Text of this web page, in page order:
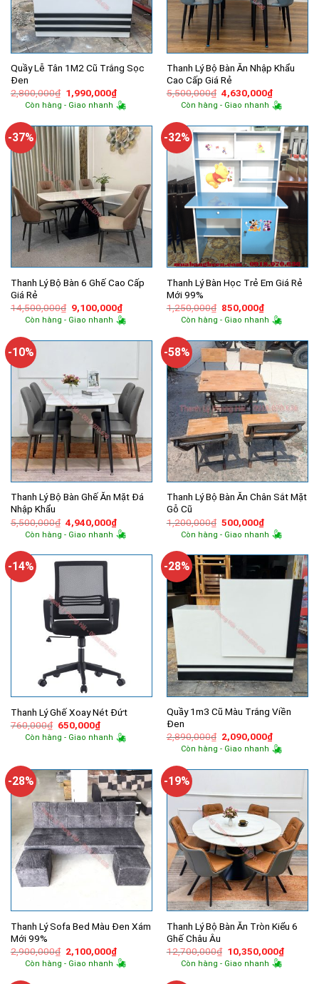
Quầy Lễ Tân 1M2 Cũ Trắng Sọc
Đen
2,800,000₫ Giá
gốc
là:
1,990,000₫Giá
hiện
tại
1,990,000₫.
Còn hàng - Giao nhanh
Thanh Lý Bộ Bàn Ăn Nhập Khẩu
Cao Cấp Giá Rẻ
5,500,000₫ Giá
gốc
là:
4,630,000₫Giá
hiện
tại
Còn hàng - Giao nhanh
-37%
Thanh Lý Bộ Bàn 6 Ghế Cao Cấp
Giá Rẻ
14,500,000₫ Giá
gốc
là:
9,100,000₫Giá
hiện
tại
9,100,000₫.
Còn hàng - Giao nhanh
-32%
Thanh Lý Bàn Học Trẻ Em Giá Rẻ
Mới 99%
1,250,000₫ Giá
gốc
là:
850,000₫Giá
hiện
tại
850,000₫.
Còn hàng - Giao nhanh
-10%
Thanh Lý Bộ Bàn Ghế Ăn Mặt Đá
Nhập Khẩu
5,500,000₫ Giá
gốc
là:
4,940,000₫Giá
hiện
tại
4,940,000₫.
Còn hàng - Giao nhanh
-58%
Thanh Lý Bộ Bàn Ăn Chân Sắt Mặt
Gỗ Cũ
1,200,000₫ Giá
gốc
là:
500,000₫Giá
hiện
tại
500,000₫.
Còn hàng - Giao nhanh
-14%
Thanh Lý Ghế Xoay Nét Đứt
760,000₫ Giá
gốc
là:
650,000₫Giá
hiện
tại
Còn hàng - Giao nhanh
-28%
Quầy 1m3 Cũ Màu Trắng Viền
Đen
2,890,000₫ Giá
gốc
là:
2,090,000₫Giá
hiện
tại
Còn hàng - Giao nhanh
-28%
Thanh Lý Sofa Bed Màu Đen Xám
Mới 99%
2,900,000₫ Giá
gốc
là:
2,100,000₫Giá
hiện
tại
Còn hàng - Giao nhanh
-19%
Thanh Lý Bộ Bàn Ăn Tròn Kiểu 6
Ghế Châu Âu
12,700,000₫ Giá
gốc
là:
10,350,000₫Giá
hiện
Còn hàng - Giao nhanh